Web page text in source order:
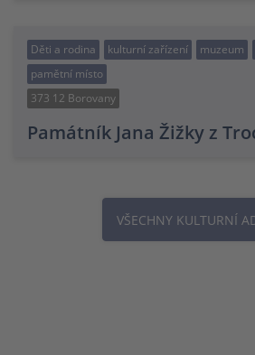
Děti a rodina kulturní zařízení muzeum
pamětní místo
373 12 Borovany
Památník Jana Žižky z
VŠECHNY KULTURNÍ